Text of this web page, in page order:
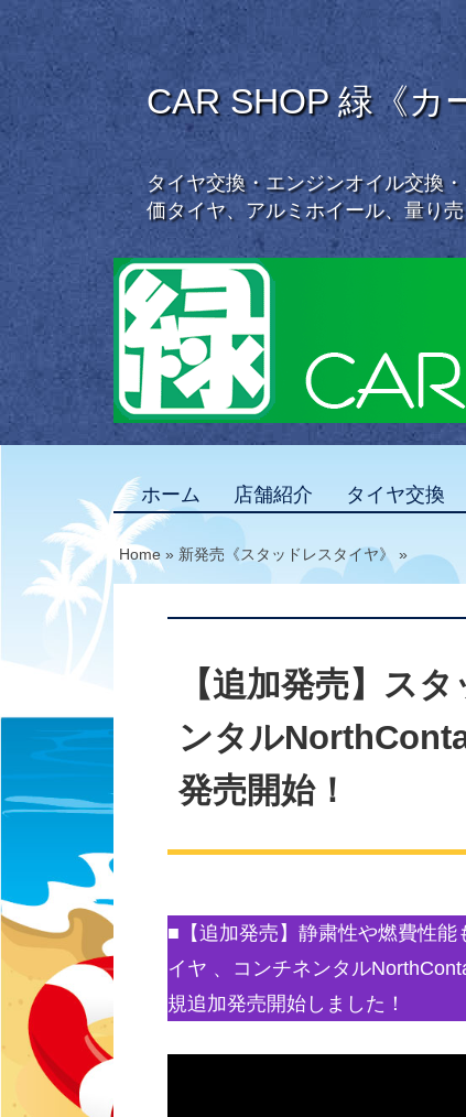
CAR SHOP 緑《カ
タイヤ交換・エンジンオイル交換
価タイヤ、アルミホイール、量り
ホーム 店舗紹介 タイヤ交換
Home » 新発売《スタッドレスタイヤ》 »
【追加発売】ス
ンタル
発売開始！
■【追加発売】静粛性や燃費性
イヤ 、コンチネンタル
規追加発売開始しました！